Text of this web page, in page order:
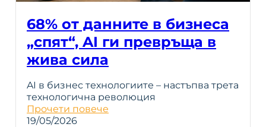
68% от данните в бизнеса
„спят“, AI ги превръща в
жива сила
AI в бизнес технологиите – настъпва трета
технологична революция
Прочети повече
19/05/2026